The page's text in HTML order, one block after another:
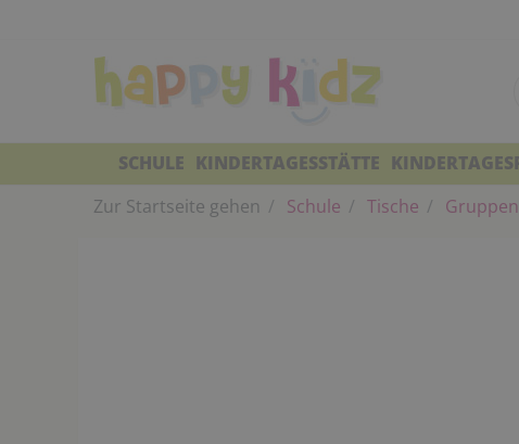
SCHULE KINDERTAGESSTÄTTE
Zur Startseite gehen
Schule Tische